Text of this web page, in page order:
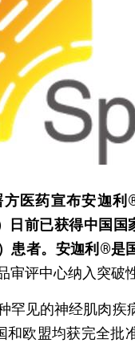
方医药宣布安迦
日前已获得中国
患者。安迦利®是
审评中心纳入突破
罕见的神经肌肉疾
和欧盟均获完全批